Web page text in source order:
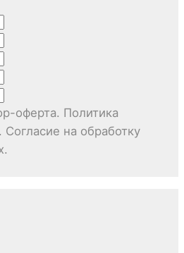
оферта. Политика
на обработку